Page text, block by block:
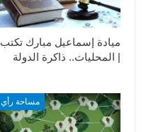
ميادة إسماعيل مبارك تكتب
| المحليات.. ذاكرة الدولة
مساحة رأي